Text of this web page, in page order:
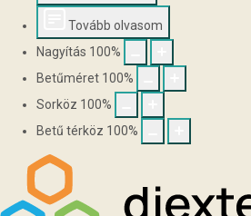
Tovább olvasom
Nagyítás 100%
Betűméret 100%
Sorköz 100%
Betű térköz 100%